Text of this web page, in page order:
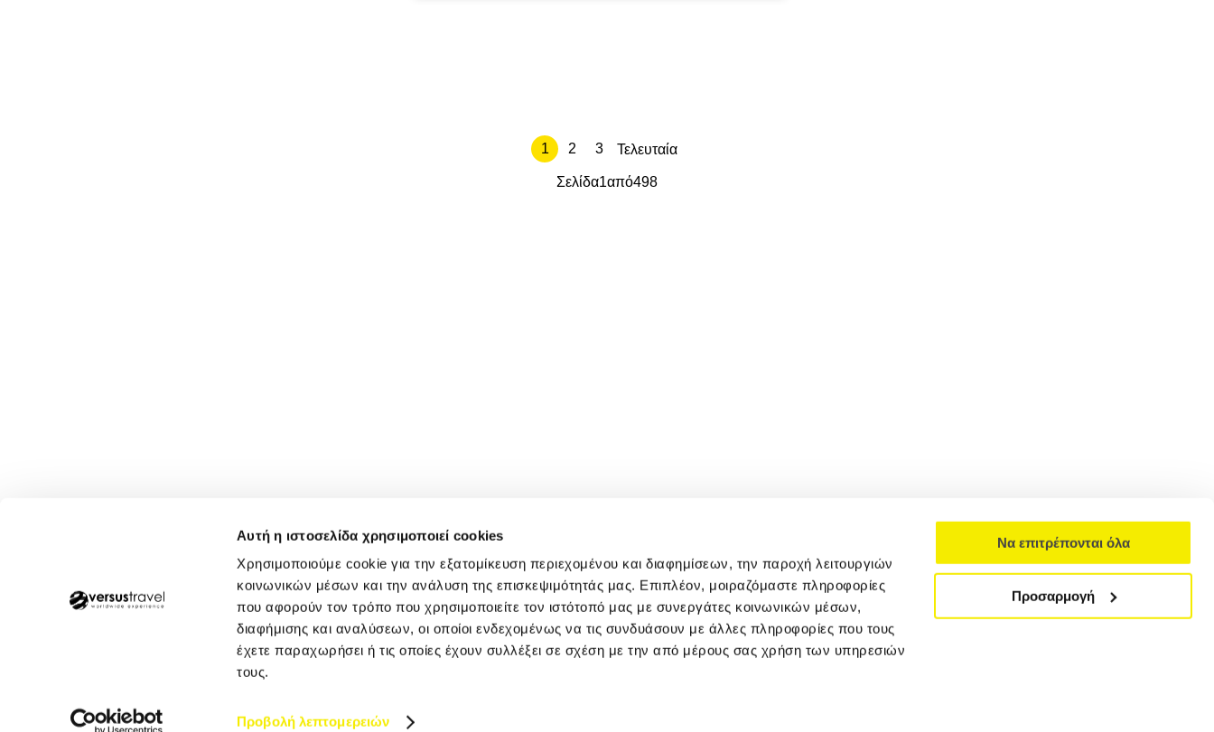
Αυτή η ιστοσελίδα χρησιμοποιεί cookies
Χρησιμοποιούμε cookie για την εξατομίκευση περιεχομένου και διαφημίσεων, την παροχή λειτουργιών
κοινωνικών μέσων και την ανάλυση της επισκεψιμότητάς μας. Επιπλέον, μοιραζόμαστε πληροφορίες
που αφορούν τον τρόπο που χρησιμοποιείτε τον ιστότοπό μας με συνεργάτες κοινωνικών μέσων,
διαφήμισης και αναλύσεων, οι οποίοι ενδεχομένως να τις συνδυάσουν με άλλες πληροφορίες που τους
έχετε παραχωρήσει ή τις οποίες έχουν συλλέξει σε σχέση με την από μέρους σας χρήση των υπηρεσιών
τους.
Προβολή λεπτομερειών
Να επιτρέπονται όλα
Προσαρμογή
1 2 3 Τελευταία
Σελίδα1από498